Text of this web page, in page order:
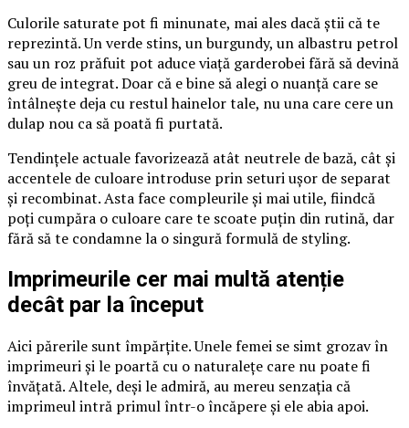
Culorile saturate pot fi minunate, mai ales dacă știi că te
reprezintă. Un verde stins, un burgundy, un albastru petrol
sau un roz prăfuit pot aduce viață garderobei fără să devină
greu de integrat. Doar că e bine să alegi o nuanță care se
întâlnește deja cu restul hainelor tale, nu una care cere un
dulap nou ca să poată fi purtată.
Tendințele actuale favorizează atât neutrele de bază, cât și
accentele de culoare introduse prin seturi ușor de separat
și recombinat. Asta face compleurile și mai utile, fiindcă
poți cumpăra o culoare care te scoate puțin din rutină, dar
fără să te condamne la o singură formulă de styling.
Imprimeurile cer mai multă atenție
decât par la început
Aici părerile sunt împărțite. Unele femei se simt grozav în
imprimeuri și le poartă cu o naturalețe care nu poate fi
învățată. Altele, deși le admiră, au mereu senzația că
imprimeul intră primul într-o încăpere și ele abia apoi.